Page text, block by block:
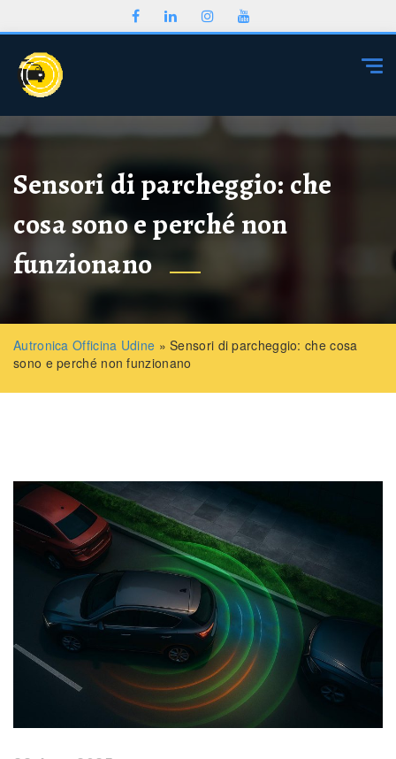
Sensori di parcheggio: che
cosa sono e perché non
funzionano
Autronica Officina Udine »Sensori di parcheggio: che cosa
sono e perché non funzionano